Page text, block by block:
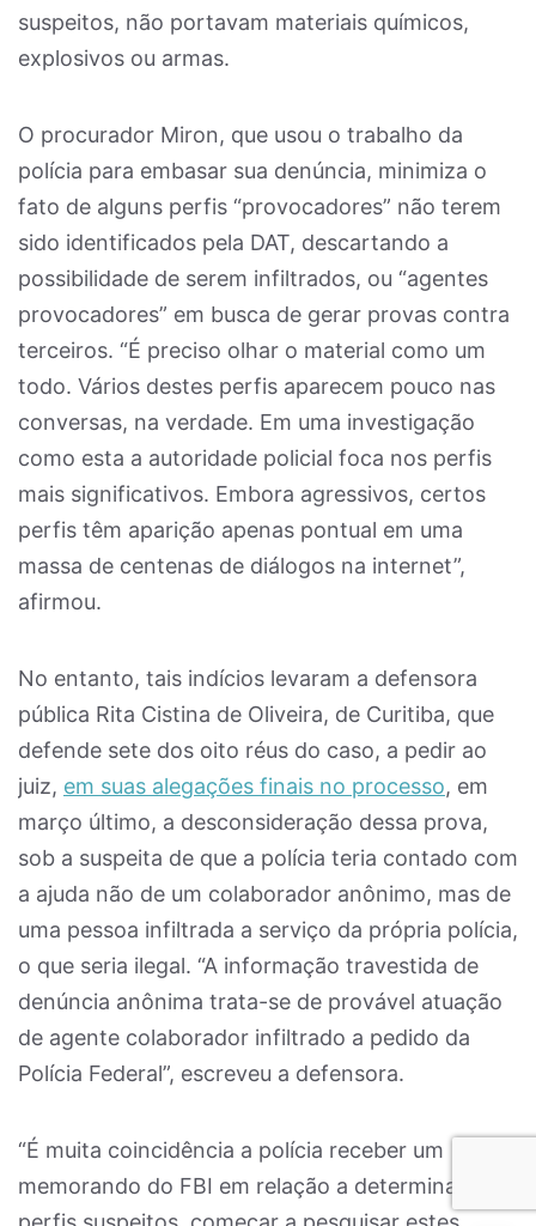
suspeitos, não portavam materiais químicos,
explosivos ou armas.
O procurador Miron, que usou o trabalho da
polícia para embasar sua denúncia, minimiza o
fato de alguns perfis “provocadores” não terem
sido identificados pela DAT, descartando a
possibilidade de serem infiltrados, ou “agentes
provocadores” em busca de gerar provas contra
terceiros. “É preciso olhar o material como um
todo. Vários destes perfis aparecem pouco nas
conversas, na verdade. Em uma investigação
como esta a autoridade policial foca nos perfis
mais significativos. Embora agressivos, certos
perfis têm aparição apenas pontual em uma
massa de centenas de diálogos na internet”,
afirmou.
No entanto, tais indícios levaram a defensora
pública Rita Cistina de Oliveira, de Curitiba, que
defende sete dos oito réus do caso, a pedir ao
juiz, em suas alegações finais no processo, em
março último, a desconsideração dessa prova,
sob a suspeita de que a polícia teria contado com
a ajuda não de um colaborador anônimo, mas de
uma pessoa infiltrada a serviço da própria polícia,
o que seria ilegal. “A informação travestida de
denúncia anônima trata-se de provável atuação
de agente colaborador infiltrado a pedido da
Polícia Federal”, escreveu a defensora.
“É muita coincidência a polícia receber um
memorando do FBI em relação a determinados